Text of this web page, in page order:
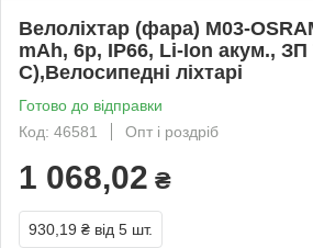
Велоліхтар (фара) M03-
mAh, 6р, IP66, Li-Ion акум., ЗП
C),Велосипедні ліхтарі
Готово до відправки
Код: 46581
Опт і роздріб
1 068,02 ₴
930,19 ₴ від 5 шт.